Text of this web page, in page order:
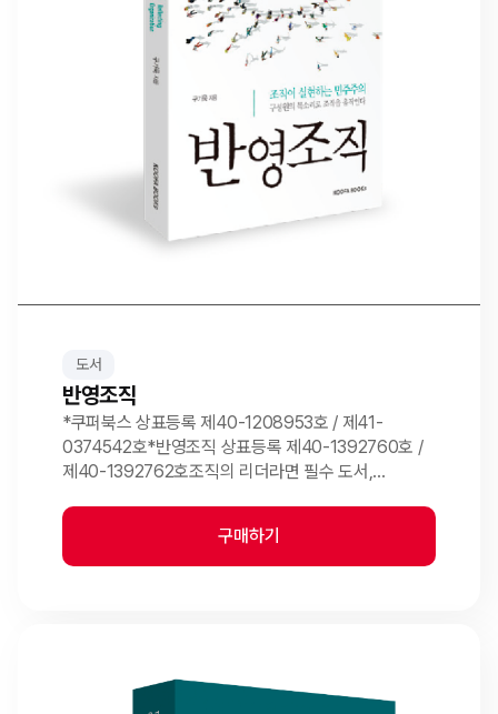
도서
반영조직
*쿠퍼북스 상표등록 제40-1208953호 / 제41-
0374542호*반영조직 상표등록 제40-1392760호 /
제40-1392762호조직의 리더라면 필수 도서,
조직을 움직이는 반영조직의 실현 방법론이 담겨 있는
도서입니다.친구처럼 지내는 어린 직원들은 그를 '쿠'...
구매하기